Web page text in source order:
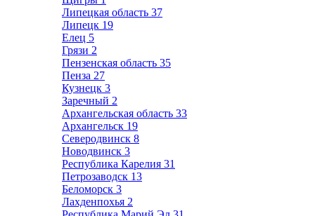
Липецкая область 37
Липецк 19
Елец 5
Грязи 2
Пензенская область 35
Пенза 27
Кузнецк 3
Заречный 2
Архангельская область 33
Архангельск 19
Северодвинск 8
Новодвинск 3
Республика Карелия 31
Петрозаводск 13
Беломорск 3
Лахденпохья 2